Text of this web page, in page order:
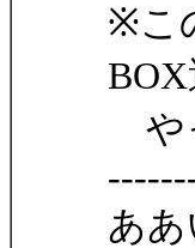
※こ
や
あ